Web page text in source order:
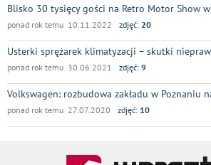
Blisko 30 tysięcy gości na Retro Motor Show
ponad rok temu 10.11.2022 zdjęć: 20
Usterki sprężarek klimatyzacji – skutki
ponad rok temu 30.06.2021 zdjęć: 9
Volkswagen: rozbudowa zakładu w Poznaniu
ponad rok temu 27.07.2020 zdjęć: 10